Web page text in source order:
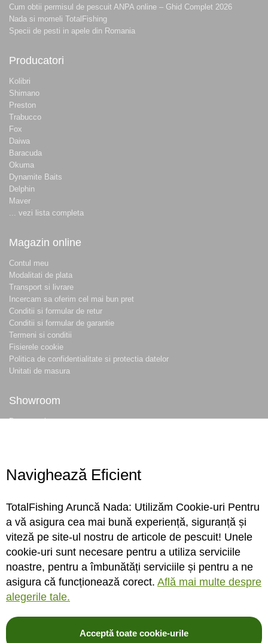
Cum obtii permisul de pescuit ANPA online – Ghid Complet 2026
Nada si momeli TotalFishing
Specii de pesti in apele din Romania
Producatori
Kolibri
Shimano
Preston
Trabucco
Fox
Daiwa
Baracuda
Okuma
Dynamite Baits
Delphin
Maver
... vezi lista completa
Magazin online
Contul meu
Modalitati de plata
Transport si livrare
Incercam sa oferim cel mai bun pret
Conditii si formular de retur
Conditii si formular de garantie
Termeni si conditii
Fisierele cookie
Politica de confidentialitate si protectia datelor
Unitati de masura
Showroom
Despre noi
Conecteaza-te
Sa ne cunoastem mai bine. Vino alaturi de noi pe reteaua ta preferata. Te
asteptam cu stiri, surprize, concursuri, premii ...
Navighează Eficient
TotalFishing Aruncă Nada: Utilizăm Cookie-uri Pentru
a vă asigura cea mai bună experiență, siguranță și
viteză pe site-ul nostru de articole de pescuit! Unele
cookie-uri sunt necesare pentru a utiliza serviciile
noastre, pentru a îmbunătăți serviciile și pentru a ne
asigura că funcționează corect. Află mai multe despre
alegerile tale.
Acceptă toate cookie-urile